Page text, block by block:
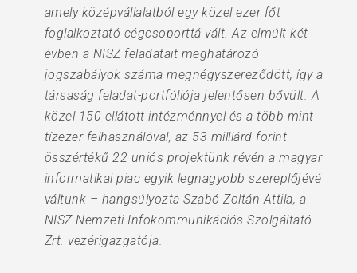
amely középvállalatból egy közel ezer főt
foglalkoztató cégcsoporttá vált. Az elmúlt két
évben a NISZ feladatait meghatározó
jogszabályok száma megnégyszereződött, így a
társaság feladat-portfóliója jelentősen bővült. A
közel 150 ellátott intézménnyel és a több mint
tízezer felhasználóval, az 53 milliárd forint
összértékű 22 uniós projektünk révén a magyar
informatikai piac egyik legnagyobb szereplőjévé
váltunk – hangsúlyozta Szabó Zoltán Attila, a
NISZ Nemzeti Infokommunikációs Szolgáltató
Zrt. vezérigazgatója.